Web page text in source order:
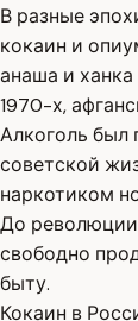
В разные
кокаин и
анаша и
1970-х,
Алкоголь был
советской
наркотиком
До революции
свободно
быту.
Кокаин в